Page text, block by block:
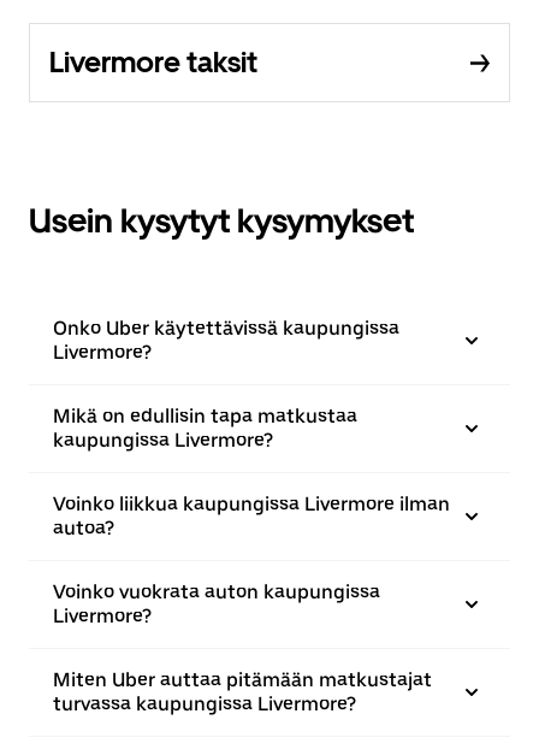
Livermore taksit
Usein kysytyt kysymykset
Onko Uber käytettävissä kaupungissa
Livermore?
Mikä on edullisin tapa matkustaa
kaupungissa Livermore?
Voinko liikkua kaupungissa Livermore ilman
autoa?
Voinko vuokrata auton kaupungissa
Livermore?
Miten Uber auttaa pitämään matkustajat
turvassa kaupungissa Livermore?